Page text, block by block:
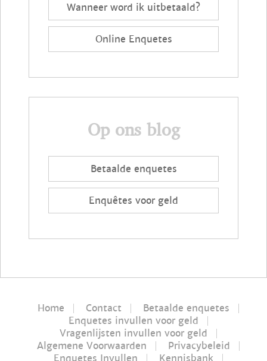
Wanneer word ik uitbetaald?
Online Enquetes
Op ons blog
Betaalde enquetes
Enquêtes voor geld
Home Contact
Betaalde enquetes
Enquetes invullen voor geld
Vragenlijsten invullen voor geld
Algemene Voorwaarden
Privacybeleid